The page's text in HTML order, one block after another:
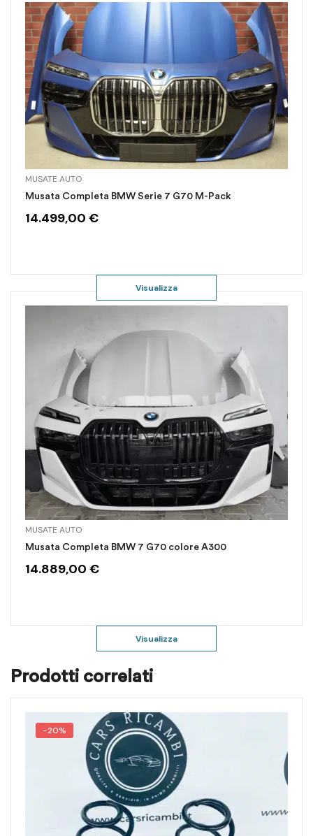
MUSATE AUTO
Musata Completa BMW Serie 7 G70 M-Pack
14.499,00 €
Visualizza
MUSATE AUTO
Musata Completa BMW 7 G70 colore A300
14.889,00 €
Visualizza
Prodotti correlati
-20%